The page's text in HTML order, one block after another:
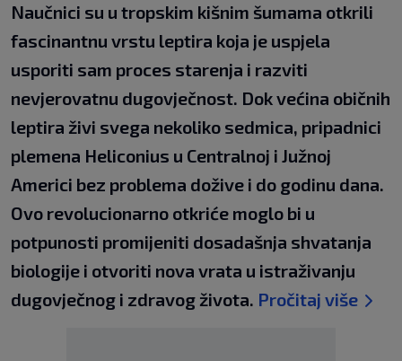
Naučnici su u tropskim kišnim šumama otkrili
fascinantnu vrstu leptira koja je uspjela
usporiti sam proces starenja i razviti
nevjerovatnu dugovječnost. Dok većina običnih
leptira živi svega nekoliko sedmica, pripadnici
plemena Heliconius u Centralnoj i Južnoj
Americi bez problema dožive i do godinu dana.
Ovo revolucionarno otkriće moglo bi u
potpunosti promijeniti dosadašnja shvatanja
biologije i otvoriti nova vrata u istraživanju
dugovječnog i zdravog života. Pročitaj više